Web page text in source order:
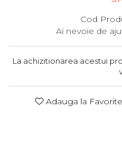
Cod
Ai nevoie de
La achizitionarea acestui
Adauga la Favorite